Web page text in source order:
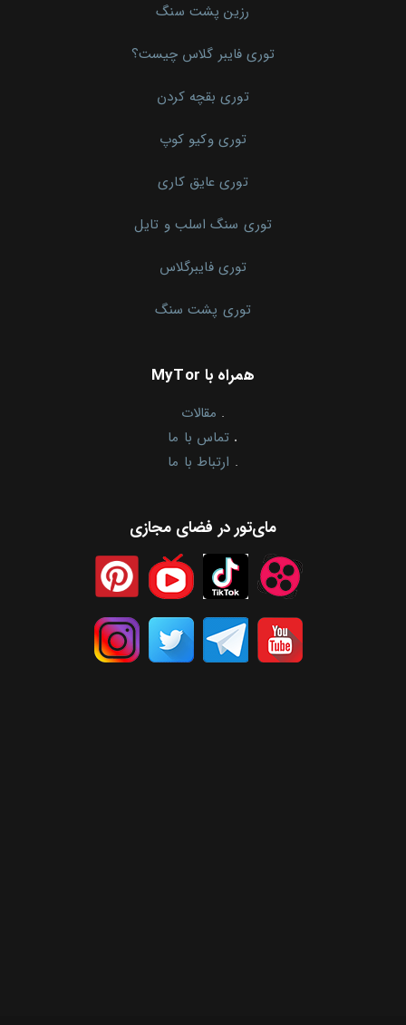
رزین پشت سنگ
توری فایبر گلاس چیست؟
توری بقچه کردن
توری وکیو کوپ
توری عایق کاری
توری سنگ اسلب و تایل
توری فایبرگلاس
توری پشت سنگ
همراه با MyTor
. مقالات
. تماس با ما
. ارتباط با ما
مای‌تور در فضای مجازی